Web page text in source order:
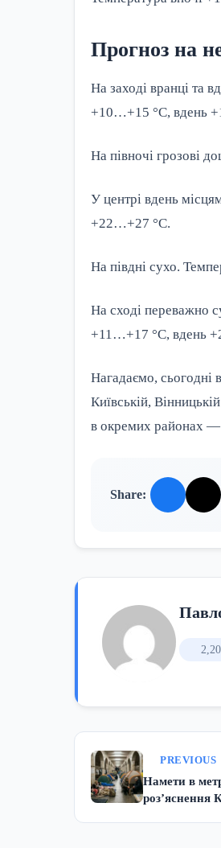
Прогноз на
На заході вранці та
+10…+15 °С, вдень
На півночі грозові
У центрі вдень
+22…+27 °С.
На півдні сухо.
На сході переважно
+11…+17 °С, вдень
Нагадаємо, сьогодні
Київській,
в окремих районах —
Share:
PREVIOUS
Намети в
роз’яснення